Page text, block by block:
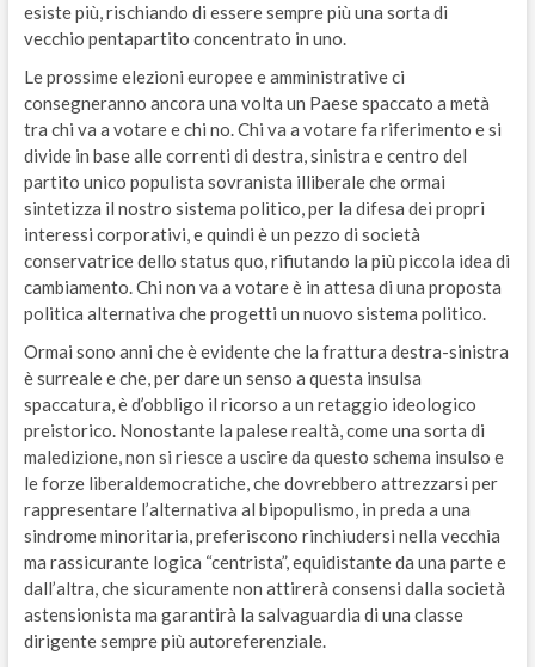
esiste più, rischiando di essere sempre più una sorta di
vecchio pentapartito concentrato in uno.
Le prossime elezioni europee e amministrative ci
consegneranno ancora una volta un Paese spaccato a metà
tra chi va a votare e chi no. Chi va a votare fa riferimento e si
divide in base alle correnti di destra, sinistra e centro del
partito unico populista sovranista illiberale che ormai
sintetizza il nostro sistema politico, per la difesa dei propri
interessi corporativi, e quindi è un pezzo di società
conservatrice dello status quo, rifiutando la più piccola idea di
cambiamento. Chi non va a votare è in attesa di una proposta
politica alternativa che progetti un nuovo sistema politico.
Ormai sono anni che è evidente che la frattura destra-sinistra
è surreale e che, per dare un senso a questa insulsa
spaccatura, è d’obbligo il ricorso a un retaggio ideologico
preistorico. Nonostante la palese realtà, come una sorta di
maledizione, non si riesce a uscire da questo schema insulso e
le forze liberaldemocratiche, che dovrebbero attrezzarsi per
rappresentare l’alternativa al bipopulismo, in preda a una
sindrome minoritaria, preferiscono rinchiudersi nella vecchia
ma rassicurante logica “centrista”, equidistante da una parte e
dall’altra, che sicuramente non attirerà consensi dalla società
astensionista ma garantirà la salvaguardia di una classe
dirigente sempre più autoreferenziale.